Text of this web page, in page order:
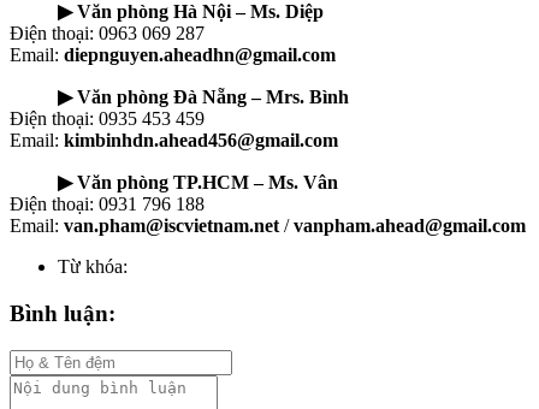
▶ Văn phòng Hà Nội – Ms. Diệp
Điện thoại: 0963 069 287
Email: diepnguyen.aheadhn@gmail.com
▶ Văn phòng Đà Nẵng – Mrs. Bình
Điện thoại: 0935 453 459
Email: kimbinhdn.ahead456@gmail.com
▶ Văn phòng TP.HCM – Ms. Vân
Điện thoại: 0931 796 188
Email: van.pham@iscvietnam.net /vanpham.ahead@gmail.com
Từ khóa:
Bình luận: